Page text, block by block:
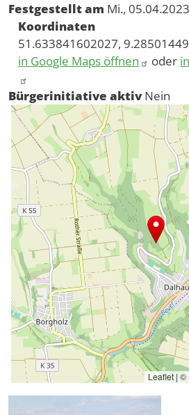
Festgestellt am Mi., 05.04.2023
Koordinaten
51.633841602027,
in Google Maps öffnen
oder
Bürgerinitiative aktiv Nein
Leaflet | ©